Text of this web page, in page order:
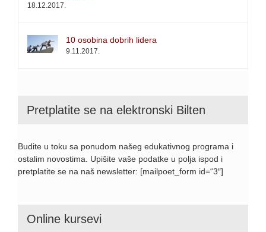
18.12.2017.
10 osobina dobrih lidera
9.11.2017.
Pretplatite se na elektronski Bilten
Budite u toku sa ponudom našeg edukativnog programa i
ostalim novostima. Upišite vaše podatke u polja ispod i
pretplatite se na naš newsletter: [mailpoet_form id=“3″]
Online kursevi